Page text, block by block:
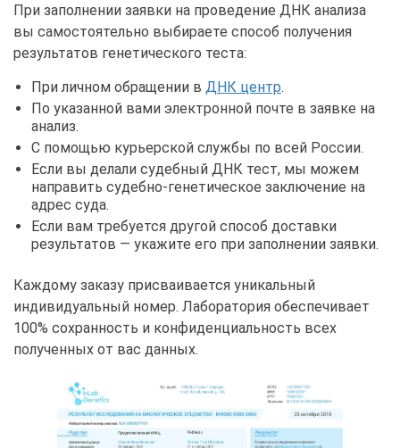
При заполнении заявки на проведение ДНК анализа
вы самостоятельно выбираете способ получения
результатов генетического теста:
При личном обращении в ДНК центр.
По указанной вами электронной почте в заявке на
анализ.
С помощью курьерской службы по всей России.
Если вы делали судебный ДНК тест, мы можем
направить судебно-генетическое заключение на
адрес суда.
Если вам требуется другой способ доставки
результатов — укажите его при заполнении заявки.
Каждому заказу присваивается уникальный
индивидуальный номер. Лаборатория обеспечивает
100% сохранность и конфиденциальность всех
полученных от вас данных.